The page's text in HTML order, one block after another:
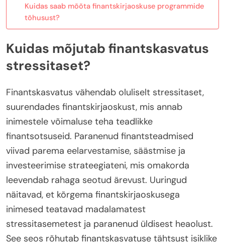
Kuidas saab mõõta finantskirjaoskuse programmide
tõhusust?
Kuidas mõjutab finantskasvatus
stressitaset?
Finantskasvatus vähendab oluliselt stressitaset,
suurendades finantskirjaoskust, mis annab
inimestele võimaluse teha teadlikke
finantsotsuseid. Paranenud finantsteadmised
viivad parema eelarvestamise, säästmise ja
investeerimise strateegiateni, mis omakorda
leevendab rahaga seotud ärevust. Uuringud
näitavad, et kõrgema finantskirjaoskusega
inimesed teatavad madalamatest
stressitasemetest ja paranenud üldisest heaolust.
See seos rõhutab finantskasvatuse tähtsust isiklike